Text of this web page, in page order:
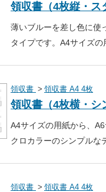
領収書（4枚縦・ス
薄いブルーを差し色に使
タイプです。A4サイズ
領収書 領収書 A4 4枚
領収書（4枚横・シ
A4サイズの用紙から、
クロカラーのシンプルな
領収書 領収書 A4 4枚